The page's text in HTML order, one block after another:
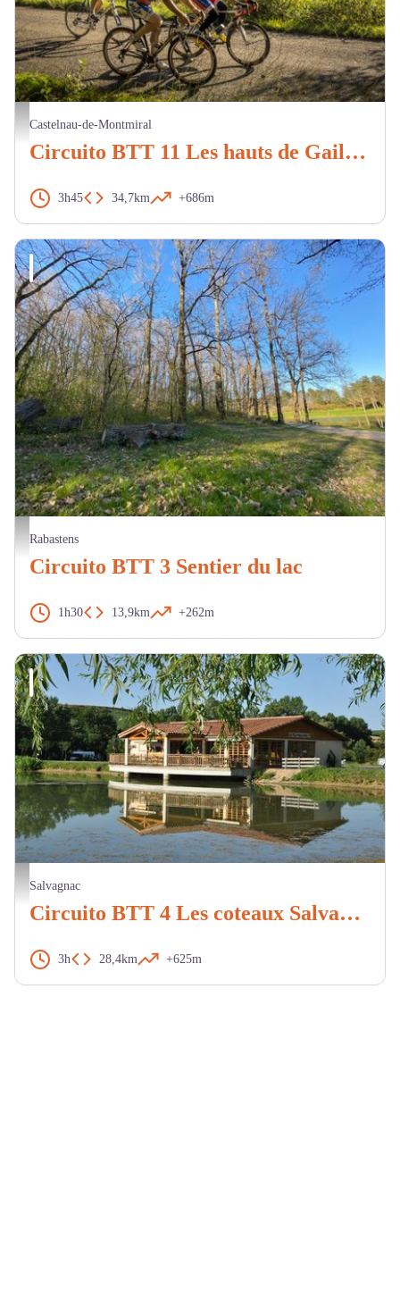
Pascale Walter
Castelnau-de-Montmiral
Circuito BTT 11 Les hauts de Gaillac rouge
3h45 34,7km +686m
Lac des Auzerals - M. Cazeméa
Rabastens
Circuito BTT 3 Sentier du lac
1h30 13,9km +262m
Guinguette du Lac des Sourigous - mairie de Salvagnac
Salvagnac
Circuito BTT 4 Les coteaux Salvagnacois
3h 28,4km +625m